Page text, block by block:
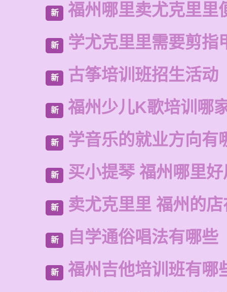
新 福州哪里卖尤克里里
新 学尤克里里需要剪指
新 古筝培训班招生活动
新 福州少儿K歌培训哪
新 学音乐的就业方向有
新 买小提琴 福州哪里好
新 卖尤克里里 福州的
新 自学通俗唱法有哪些
新 福州吉他培训班有哪